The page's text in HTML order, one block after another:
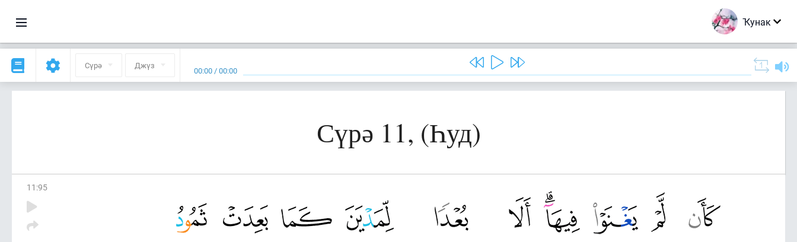
Ҡунак
Сүрә Джүз 00:00 /00:00
Сүрә 11, (Һуд)
11 :95